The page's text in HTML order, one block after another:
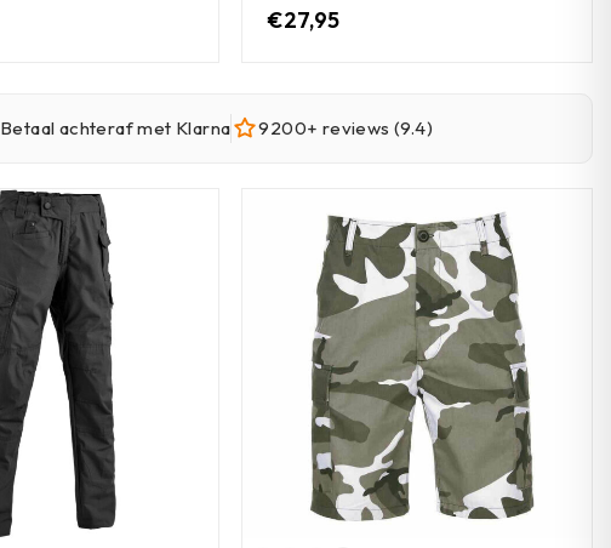
€27,95
Betaal achteraf met Klarna 9200+ reviews (9.4)